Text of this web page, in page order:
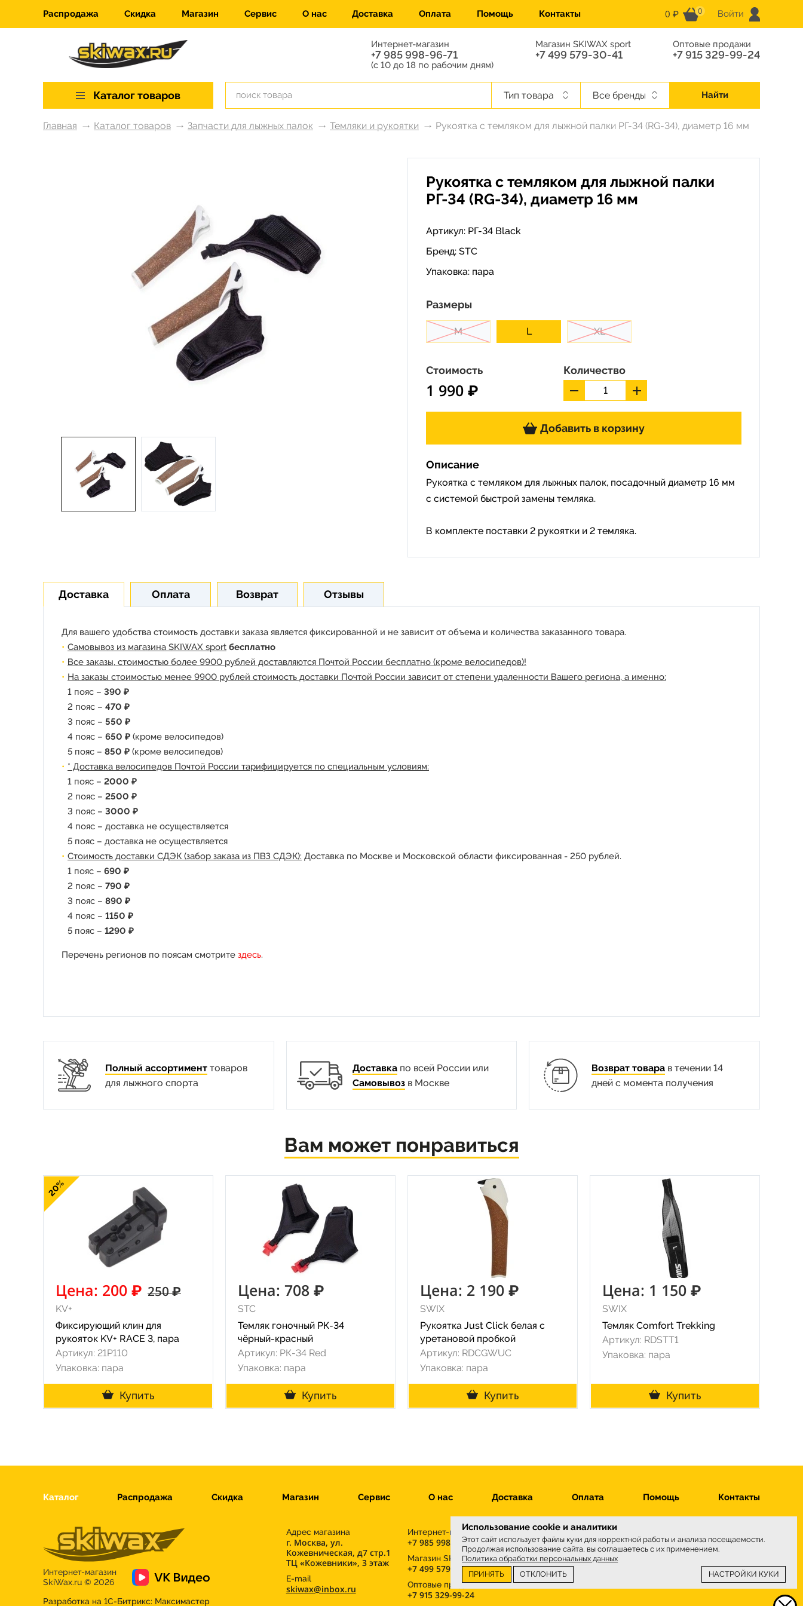
Распродажа Скидка Магазин Сервис О нас Доставка Оплата Помощь Контакты 0 ₽ 0 Войти
Интернет-магазин
+7 985 998-96-71
(с 10 до 18 по рабочим дням)
Магазин SKIWAX sport
+7 499 579-30-41
Оптовые продажи
+7 915 329-99-24
Каталог товаров Тип товара Все бренды Найти
Главная Каталог товаров Запчасти для лыжных палок Темляки и рукоятки Рукоятка с темляком для лыжной палки РГ-34 (RG-34), диаметр 16 мм
Рукоятка с темляком для лыжной палки
РГ-34 (RG-34), диаметр 16 мм
Артикул: РГ-34 Black
Бренд: STC
Упаковка: пара
Размеры
M L XL
Стоимость
1 990 ₽
Количество
Добавить в корзину
Описание
Рукоятка с темляком для лыжных палок, посадочный диаметр 16 мм
с системой быстрой замены темляка.
В комплекте поставки 2 рукоятки и 2 темляка.
Доставка Оплата Возврат Отзывы
Для вашего удобства стоимость доставки заказа является фиксированной и не зависит от объема и количества заказанного товара.
Самовывоз из магазина SKIWAX sport бесплатно
Все заказы, стоимостью более 9900 рублей доставляются Почтой России бесплатно (кроме велосипедов)!
На заказы стоимостью менее 9900 рублей стоимость доставки Почтой России зависит от степени удаленности Вашего региона, а именно:
1 пояс – 390 ₽
2 пояс – 470 ₽
3 пояс – 550 ₽
4 пояс – 650 ₽ (кроме велосипедов)
5 пояс – 850 ₽ (кроме велосипедов)
* Доставка велосипедов Почтой России тарифицируется по специальным условиям:
1 пояс – 2000 ₽
2 пояс – 2500 ₽
3 пояс – 3000 ₽
4 пояс – доставка не осуществляется
5 пояс – доставка не осуществляется
Стоимость доставки СДЭК (забор заказа из ПВЗ СДЭК): Доставка по Москве и Московской области фиксированная - 250 рублей.
1 пояс – 690 ₽
2 пояс – 790 ₽
3 пояс – 890 ₽
4 пояс – 1150 ₽
5 пояс – 1290 ₽
Перечень регионов по поясам смотрите здесь.
Полный ассортименттоваров
для лыжного спорта
Доставкапо всей России или
Самовывозв Москве
Возврат товарав течении 14
дней с момента получения
Вам может понравиться
20%
Цена: 200 ₽ 250 ₽
KV+
Фиксирующий клин для
рукояток KV+ RACE 3, пара
Артикул: 21P110
Упаковка: пара
Купить
Цена: 708 ₽
STC
Темляк гоночный РК-34
чёрный-красный
Артикул: РК-34 Red
Упаковка: пара
Купить
Цена: 2 190 ₽
SWIX
Рукоятка Just Click белая с
уретановой пробкой
Артикул: RDCGWUC
Упаковка: пара
Купить
Цена: 1 150 ₽
SWIX
Темляк Comfort Trekking
Артикул: RDSTT1
Упаковка: пара
Купить
Каталог Распродажа Скидка Магазин Сервис О нас Доставка Оплата Помощь Контакты
Интернет-магазин
SkiWax.ru © 2026
Разработка на 1С-Битрикс: Максимастер
Адрес магазина
г. Москва, ул.
Кожевническая, д7 стр.1
ТЦ «Кожевники», 3 этаж
E-mail
skiwax@inbox.ru
Интернет-магазин
+7 985 998-96-71
Магазин SKIWAX sport
+7 499 579-30-41
Оптовые продажи
+7 915 329-99-24
Мы принимаем
Использование cookie и аналитики
Этот сайт использует файлы куки для корректной работы и анализа посещаемости.
Продолжая использование сайта, вы соглашаетесь с их применением.
Политика обработки персональных данных
ПРИНЯТЬ
ОТКЛОНИТЬ НАСТРОЙКИ КУКИ